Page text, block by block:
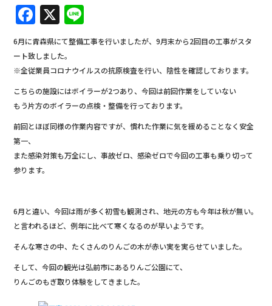
F
a
c
e
b
o
o
k
X
n
e
6月に青森県にて整備工事を行いましたが、9月末から2回目の工事がスタ
ート致しました。
※全従業員コロナウイルスの抗原検査を行い、陰性を確認しております。
こちらの施設にはボイラーが2つあり、今回は前回作業をしていない
もう片方のボイラーの点検・整備を行っております。
前回とほぼ同様の作業内容ですが、慣れた作業に気を緩めることなく安全
第一、
また感染対策も万全にし、事故ゼロ、感染ゼロで今回の工事も乗り切って
参ります。
6月と違い、今回は雨が多く初雪も観測され、地元の方も今年は秋が無い。
と言われるほど、例年に比べて寒くなるのが早いようです。
そんな寒さの中、たくさんのりんごの木が赤い実を実らせていました。
そして、今回の観光は弘前市にあるりんご公園にて、
りんごのもぎ取り体験をしてきました。